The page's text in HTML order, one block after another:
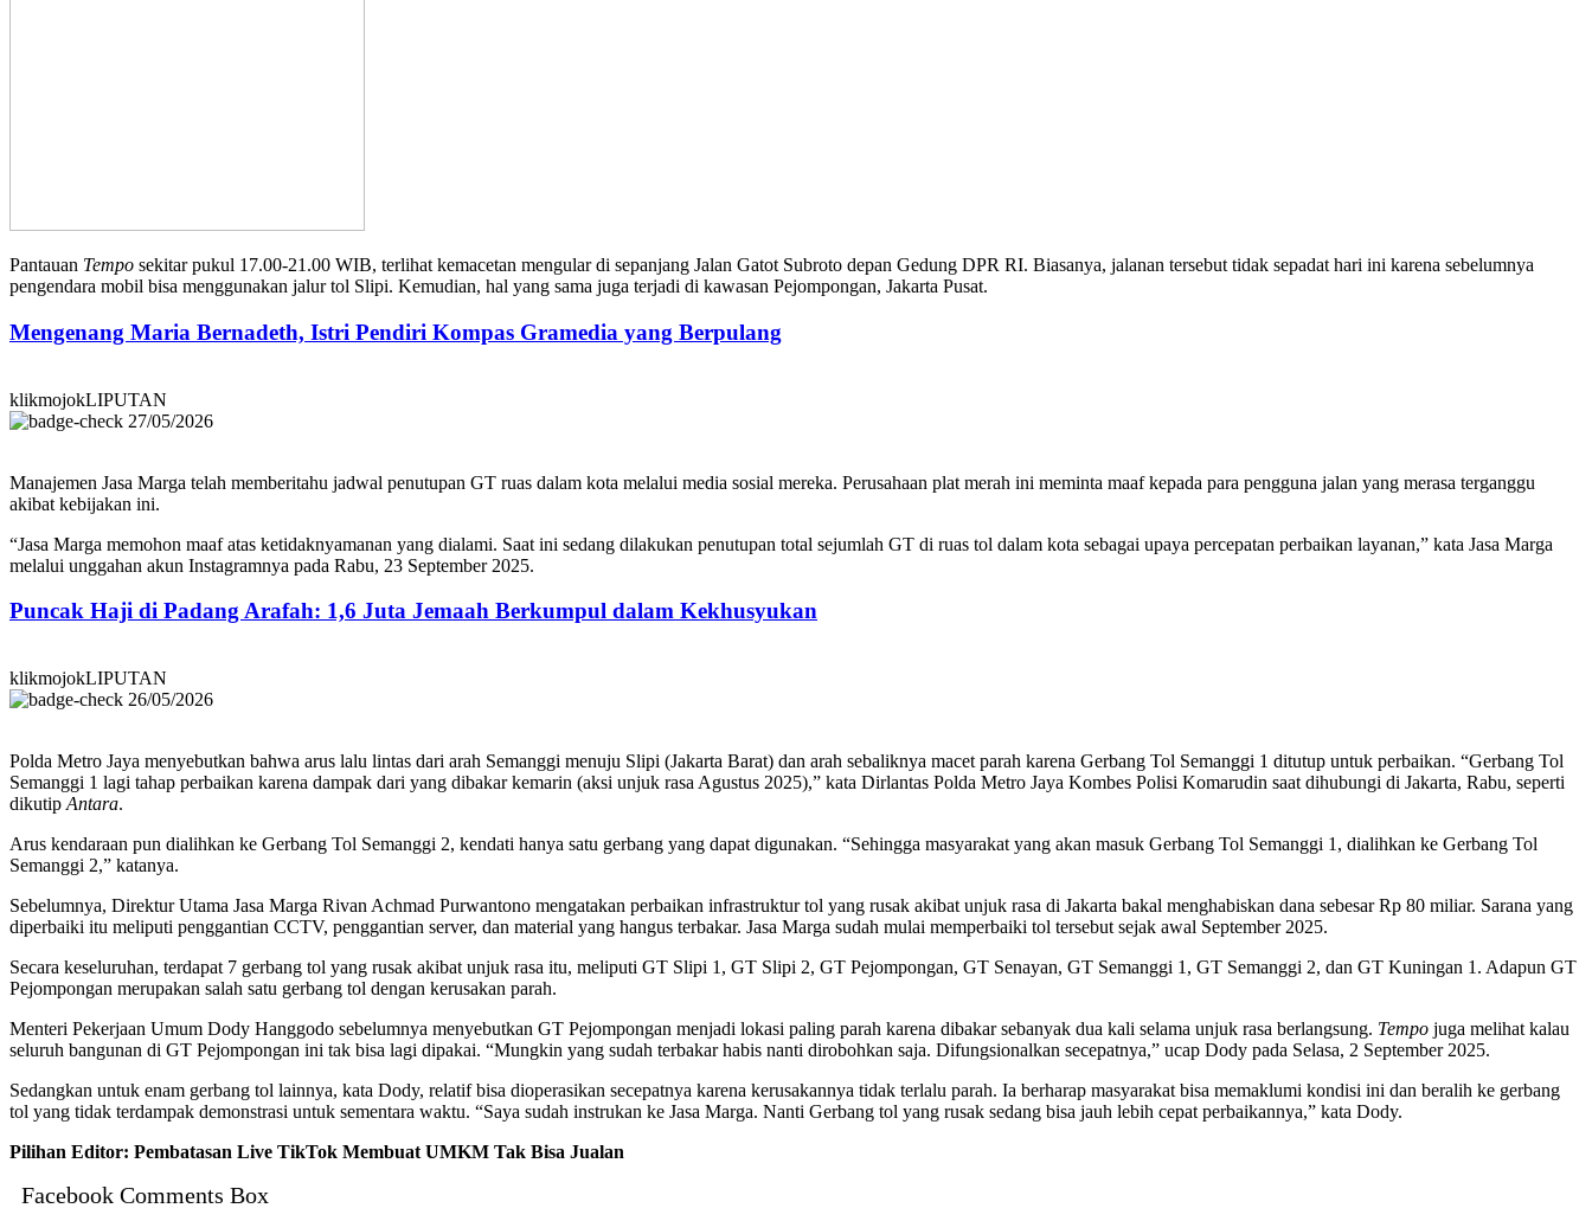
Pantauan Tempo sekitar pukul 17.00-21.00 WIB, terlihat kemacetan mengular di sepanjang Jalan Gatot Subroto depan Gedung DPR RI. Biasanya, jalanan tersebut tidak sepadat hari ini karena sebelumnya
pengendara mobil bisa menggunakan jalur tol Slipi. Kemudian, hal yang sama juga terjadi di kawasan Pejompongan, Jakarta Pusat.
Mengenang Maria Bernadeth, Istri Pendiri Kompas Gramedia yang Berpulang
klikmojokLIPUTAN
27/05/2026
Manajemen Jasa Marga telah memberitahu jadwal penutupan GT ruas dalam kota melalui media sosial mereka. Perusahaan plat merah ini meminta maaf kepada para pengguna jalan yang merasa terganggu
akibat kebijakan ini.
“Jasa Marga memohon maaf atas ketidaknyamanan yang dialami. Saat ini sedang dilakukan penutupan total sejumlah GT di ruas tol dalam kota sebagai upaya percepatan perbaikan layanan,” kata Jasa Marga
melalui unggahan akun Instagramnya pada Rabu, 23 September 2025.
Puncak Haji di Padang Arafah: 1,6 Juta Jemaah Berkumpul dalam Kekhusyukan
klikmojokLIPUTAN
26/05/2026
Polda Metro Jaya menyebutkan bahwa arus lalu lintas dari arah Semanggi menuju Slipi (Jakarta Barat) dan arah sebaliknya macet parah karena Gerbang Tol Semanggi 1 ditutup untuk perbaikan. “Gerbang Tol
Semanggi 1 lagi tahap perbaikan karena dampak dari yang dibakar kemarin (aksi unjuk rasa Agustus 2025),” kata Dirlantas Polda Metro Jaya Kombes Polisi Komarudin saat dihubungi di Jakarta, Rabu, seperti
dikutip Antara.
Arus kendaraan pun dialihkan ke Gerbang Tol Semanggi 2, kendati hanya satu gerbang yang dapat digunakan. “Sehingga masyarakat yang akan masuk Gerbang Tol Semanggi 1, dialihkan ke Gerbang Tol
Semanggi 2,” katanya.
Sebelumnya, Direktur Utama Jasa Marga Rivan Achmad Purwantono mengatakan perbaikan infrastruktur tol yang rusak akibat unjuk rasa di Jakarta bakal menghabiskan dana sebesar Rp 80 miliar. Sarana yang
diperbaiki itu meliputi penggantian CCTV, penggantian server, dan material yang hangus terbakar. Jasa Marga sudah mulai memperbaiki tol tersebut sejak awal September 2025.
Secara keseluruhan, terdapat 7 gerbang tol yang rusak akibat unjuk rasa itu, meliputi GT Slipi 1, GT Slipi 2, GT Pejompongan, GT Senayan, GT Semanggi 1, GT Semanggi 2, dan GT Kuningan 1. Adapun GT
Pejompongan merupakan salah satu gerbang tol dengan kerusakan parah.
Menteri Pekerjaan Umum Dody Hanggodo sebelumnya menyebutkan GT Pejompongan menjadi lokasi paling parah karena dibakar sebanyak dua kali selama unjuk rasa berlangsung. Tempo juga melihat kalau
seluruh bangunan di GT Pejompongan ini tak bisa lagi dipakai. “Mungkin yang sudah terbakar habis nanti dirobohkan saja. Difungsionalkan secepatnya,” ucap Dody pada Selasa, 2 September 2025.
Sedangkan untuk enam gerbang tol lainnya, kata Dody, relatif bisa dioperasikan secepatnya karena kerusakannya tidak terlalu parah. Ia berharap masyarakat bisa memaklumi kondisi ini dan beralih ke gerbang
tol yang tidak terdampak demonstrasi untuk sementara waktu. “Saya sudah instrukan ke Jasa Marga. Nanti Gerbang tol yang rusak sedang bisa jauh lebih cepat perbaikannya,” kata Dody.
Pilihan Editor: Pembatasan Live TikTok Membuat UMKM Tak Bisa Jualan
Facebook Comments Box